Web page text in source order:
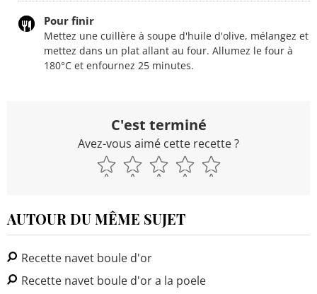
Pour finir
Mettez une cuillère à soupe d'huile d'olive, mélangez et
mettez dans un plat allant au four. Allumez le four à
180°C et enfournez 25 minutes.
C'est terminé
Avez-vous aimé cette recette ?
AUTOUR DU MÊME SUJET
Recette navet boule d'or
Recette navet boule d'or a la poele